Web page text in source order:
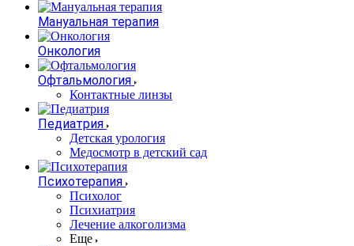
Мануальная терапия
Онкология
Офтальмология
Контактные линзы
Педиатрия
Детская урология
Медосмотр в детский сад
Психотерапия
Психолог
Психиатрия
Лечение алкоголизма
Еще